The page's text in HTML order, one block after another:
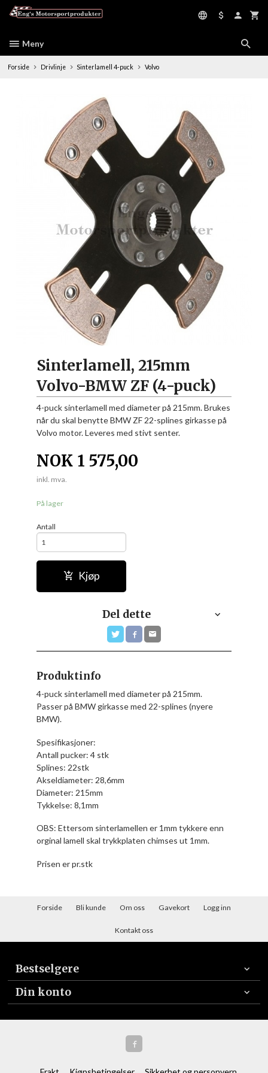
Meny
Forside Drivlinje Sinterlamell 4-puck Volvo
Sinterlamell, 215mm
Volvo-BMW ZF (4-puck)
4-puck sinterlamell med diameter på 215mm. Brukes
når du skal benytte BMW ZF 22-splines girkasse på
Volvo motor. Leveres med stivt senter.
NOK 1 575,00
inkl. mva.
På lager
Antall
Kjøp
Del dette
Produktinfo
4-puck sinterlamell med diameter på 215mm.
Passer på BMW girkasse med 22-splines (nyere
BMW).
Spesifikasjoner:
Antall pucker: 4 stk
Splines: 22stk
Akseldiameter: 28,6mm
Diameter: 215mm
Tykkelse: 8,1mm
OBS: Ettersom sinterlamellen er 1mm tykkere enn
orginal lamell skal trykkplaten chimses ut 1mm.
Prisen er pr.stk
Forside Bli kunde Om oss Gavekort Logg inn
Kontakt oss
Bestselgere
Din konto